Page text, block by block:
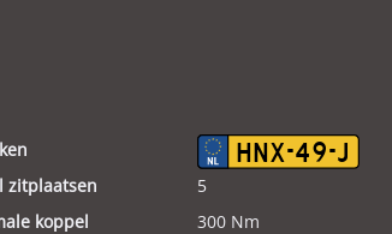
HNX-49-J
zitplaatsen
5
koppel
300 Nm